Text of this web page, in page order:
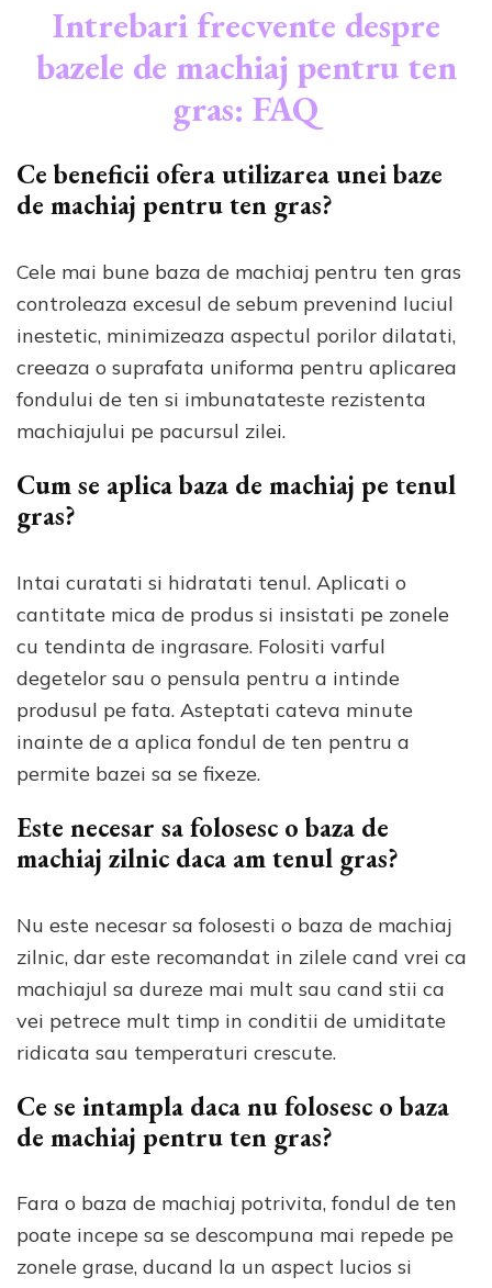
Intrebari frecvente despre
bazele de machiaj pentru ten
gras: FAQ
Ce beneficii ofera utilizarea unei baze
de machiaj pentru ten gras?
Cele mai bune baza de machiaj pentru ten gras
controleaza excesul de sebum prevenind luciul
inestetic, minimizeaza aspectul porilor dilatati,
creeaza o suprafata uniforma pentru aplicarea
fondului de ten si imbunatateste rezistenta
machiajului pe pacursul zilei.
Cum se aplica baza de machiaj pe tenul
gras?
Intai curatati si hidratati tenul. Aplicati o
cantitate mica de produs si insistati pe zonele
cu tendinta de ingrasare. Folositi varful
degetelor sau o pensula pentru a intinde
produsul pe fata. Asteptati cateva minute
inainte de a aplica fondul de ten pentru a
permite bazei sa se fixeze.
Este necesar sa folosesc o baza de
machiaj zilnic daca am tenul gras?
Nu este necesar sa folosesti o baza de machiaj
zilnic, dar este recomandat in zilele cand vrei ca
machiajul sa dureze mai mult sau cand stii ca
vei petrece mult timp in conditii de umiditate
ridicata sau temperaturi crescute.
Ce se intampla daca nu folosesc o baza
de machiaj pentru ten gras?
Fara o baza de machiaj potrivita, fondul de ten
poate incepe sa se descompuna mai repede pe
zonele grase, ducand la un aspect lucios si